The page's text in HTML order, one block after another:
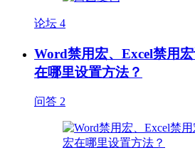
论坛 4
Word禁用宏、Excel禁用
在哪里设置方法？
问答 2